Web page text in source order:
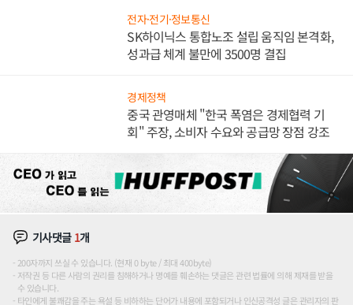
전자·전기·정보통신
SK하이닉스 통합노조 설립 움직임 본격화,
성과급 체계 불만에 3500명 결집
경제정책
중국 관영매체 "한국 폭염은 경제협력 기
회" 주장, 소비자 수요와 공급망 장점 강조
200자까지 쓰실 수 있습니다. (현재 0 byte / 최대 400byte)
저작권 등 다른 사람의 권리를 침해하거나 명예를 훼손하는 댓글은 관련 법률에 의해 제재를 받을
수 있습니다.